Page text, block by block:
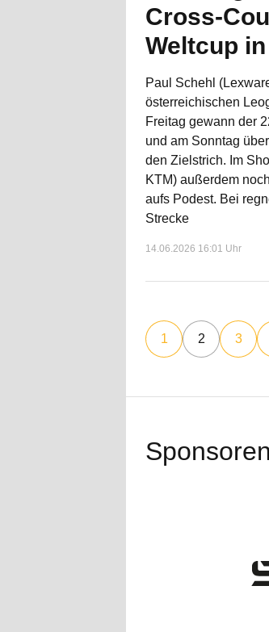
Cross-
Weltcup
Paul Schehl
österreichischen
Freitag gewann der
und am Sonntag
den Zielstrich. Im
KTM) außerdem
aufs Podest. Bei
Strecke
14.06.2026 16:01 Uhr
1 2 3
Sponsoren